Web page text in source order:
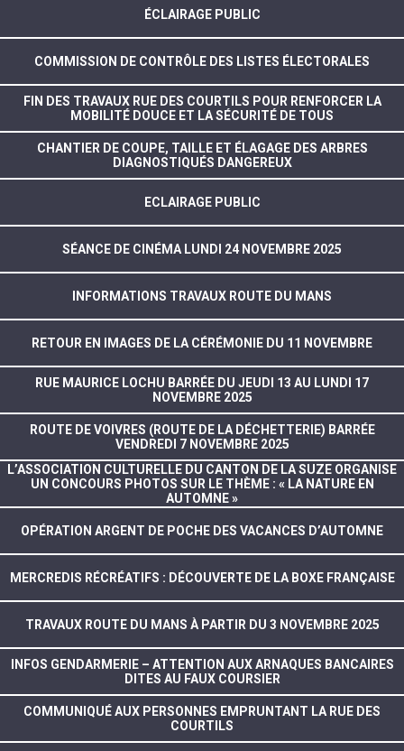
ÉCLAIRAGE PUBLIC
COMMISSION DE CONTRÔLE DES LISTES ÉLECTORALES
FIN DES TRAVAUX RUE DES COURTILS POUR RENFORCER LA
MOBILITÉ DOUCE ET LA SÉCURITÉ DE TOUS
CHANTIER DE COUPE, TAILLE ET ÉLAGAGE DES ARBRES
DIAGNOSTIQUÉS DANGEREUX
ECLAIRAGE PUBLIC
SÉANCE DE CINÉMA LUNDI 24 NOVEMBRE 2025
INFORMATIONS TRAVAUX ROUTE DU MANS
RETOUR EN IMAGES DE LA CÉRÉMONIE DU 11 NOVEMBRE
RUE MAURICE LOCHU BARRÉE DU JEUDI 13 AU LUNDI 17
NOVEMBRE 2025
ROUTE DE VOIVRES (ROUTE DE LA DÉCHETTERIE) BARRÉE
VENDREDI 7 NOVEMBRE 2025
L’ASSOCIATION CULTURELLE DU CANTON DE LA SUZE ORGANISE
UN CONCOURS PHOTOS SUR LE THÈME : « LA NATURE EN
AUTOMNE »
OPÉRATION ARGENT DE POCHE DES VACANCES D’AUTOMNE
MERCREDIS RÉCRÉATIFS : DÉCOUVERTE DE LA BOXE FRANÇAISE
TRAVAUX ROUTE DU MANS À PARTIR DU 3 NOVEMBRE 2025
INFOS GENDARMERIE – ATTENTION AUX ARNAQUES BANCAIRES
DITES AU FAUX COURSIER
COMMUNIQUÉ AUX PERSONNES EMPRUNTANT LA RUE DES
COURTILS